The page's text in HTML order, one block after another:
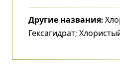
Другие названия:
Гексагидрат;